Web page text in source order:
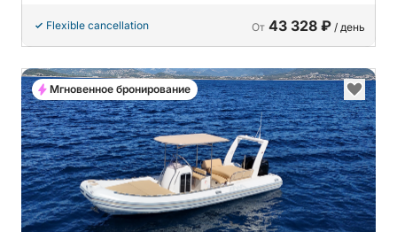
Flexible cancellation От 43 328 ₽ / день
Мгновенное бронирование